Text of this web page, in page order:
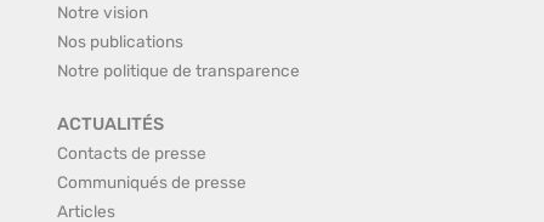
Notre vision
Nos publications
Notre politique de transparence
ACTUALITÉS
Contacts de presse
Communiqués de presse
Articles